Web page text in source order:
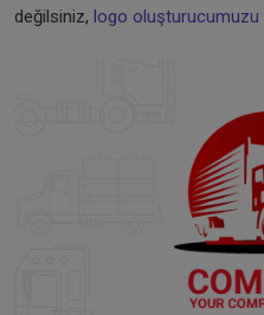
değilsiniz, logo oluşturucumuzu